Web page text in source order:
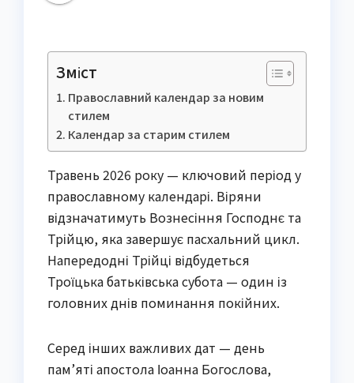
Зміст
Православний календар за новим
стилем
Календар за старим стилем
Травень 2026 року — ключовий період у
православному календарі. Віряни
відзначатимуть Вознесіння Господнє та
Трійцю, яка завершує пасхальний цикл.
Напередодні Трійці відбудеться
Троїцька батьківська субота — один із
головних днів поминання покійних.
Серед інших важливих дат — день
пам’яті апостола Іоанна Богослова,